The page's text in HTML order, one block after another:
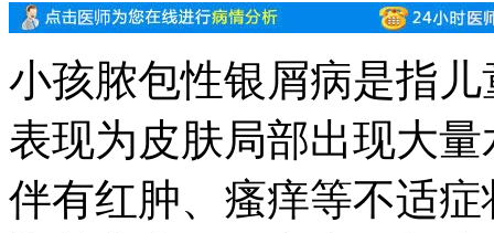
小孩脓包性银屑病是指
表现为皮肤局部出现大
伴有红肿、瘙痒等不适